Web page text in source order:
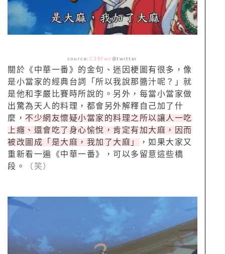
source: C3Rfwz @twitter
關於《中華一番》的金句、迷因梗圖有很多，像
是小當家的經典台詞「所以我說那醬汁呢？」就
是他和李嚴比賽時所說的。另外，每當小當家做
出驚為天人的料理，都會另外解釋自己加了什
麼， 不少網友懷疑小當家的料理之所以讓人一吃
上癮、還會吃了身心愉悅，肯定有加大麻，因而
被改圖成「是大麻，我加了大麻」
，如果大家又
重新看一遍《中華一番》，可以多留意這些橋
段。
（笑）